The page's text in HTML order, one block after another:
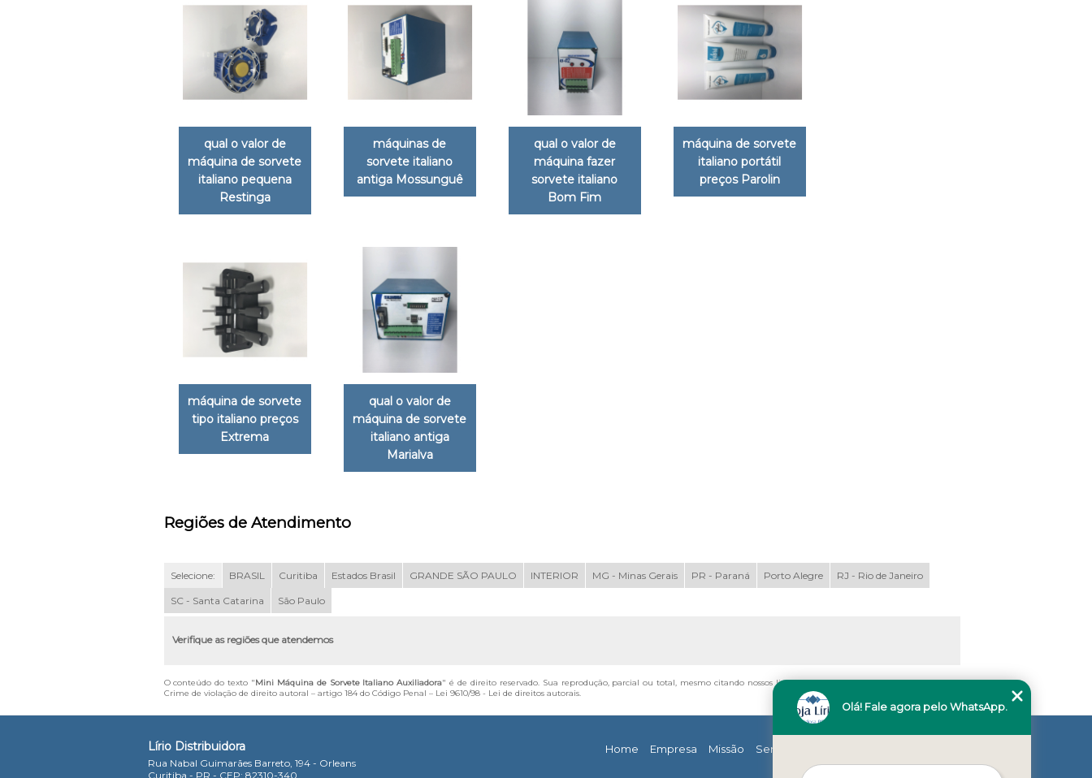
qual o valor de
máquina de sorvete
italiano pequena
Restinga
máquinas de
sorvete italiano
antiga Mossunguê
qual o valor de
máquina fazer
sorvete italiano
Bom Fim
máquina de sorvete
italiano portátil
preços Parolin
máquina de sorvete
tipo italiano preços
Extrema
qual o valor de
máquina de sorvete
italiano antiga
Marialva
Regiões de Atendimento
Selecione: BRASIL Curitiba Estados Brasil GRANDE SÃO PAULO INTERIOR MG - Minas Gerais PR - Paraná Porto Alegre RJ - Rio de Janeiro
SC - Santa Catarina São Paulo
Verifique as regiões que atendemos
O conteúdo do texto "Mini Máquina de Sorvete Italiano Auxiliadora" é de direito reservado. Sua reprodução, parcial ou total, mesmo citando nossos links, é proibida sem a autorização do autor.
Crime de violação de direito autoral – artigo 184 do Código Penal – Lei 9610/98 - Lei de direitos autorais.
Lírio Distribuidora
Rua Nabal Guimarães Barreto, 194 - Orleans
Curitiba - PR - CEP: 82310-340
Home Empresa Missão Serviços
Olá! Fale agora pelo WhatsApp.